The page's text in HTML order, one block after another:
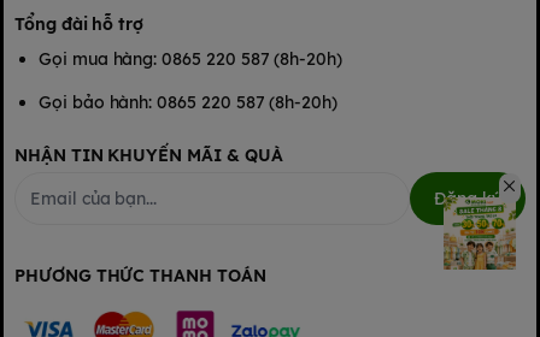
Tổng đài hỗ trợ
Gọi mua hàng: 0865 220 587 (8h-20h)
Gọi bảo hành: 0865 220 587 (8h-20h)
NHẬN TIN KHUYẾN MÃI & QUÀ
Đăng ký
PHƯƠNG THỨC THANH TOÁN